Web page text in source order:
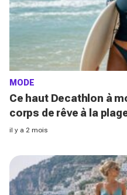
MODE
Ce haut Decathlon à
corps de rêve à la
!)
il y a 2 mois